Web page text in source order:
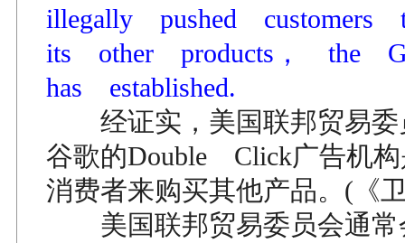
illegally pushed
its other products， the
has established.
经证实，美国联邦贸易委
谷歌的Double Click广告机
消费者来购买其他产品。(《
美国联邦贸易委员会通常